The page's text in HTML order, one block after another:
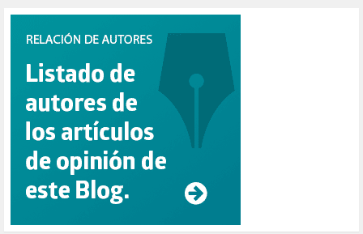
CINE (35)
COMPROMISO (2)
CONFERENCIA (1)
CONSUMO (1)
CORONAVIRUS (155)
CORRUPCIÓN (215)
CULTURA (704)
DANA (78)
DD.HH. (1)
DEMOCRACIA (1)
DEMOCRAIA (1)